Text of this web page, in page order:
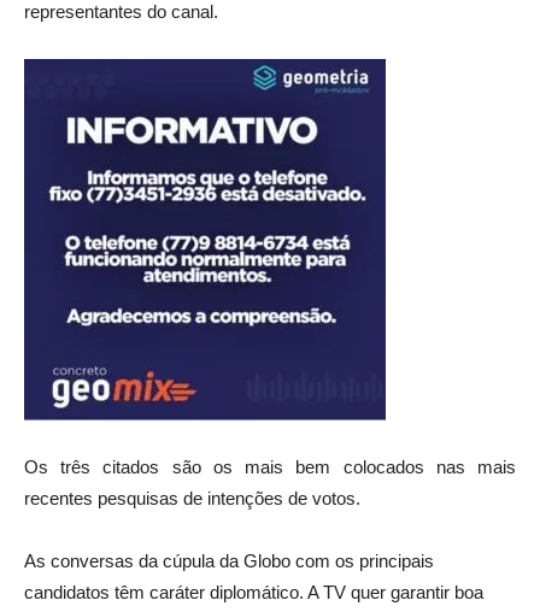
representantes do canal.
Os três citados são os mais bem colocados nas mais
recentes pesquisas de intenções de votos.
As conversas da cúpula da Globo com os principais
candidatos têm caráter diplomático. A TV quer garantir boa